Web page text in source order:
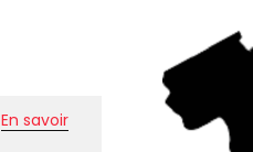
En savoir